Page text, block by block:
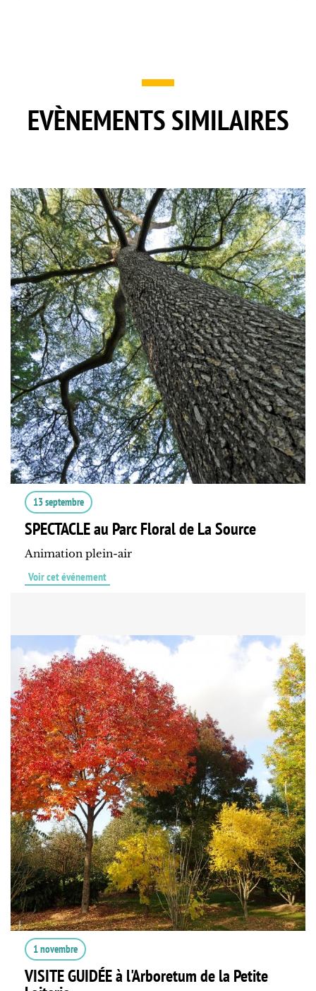
EVÈNEMENTS SIMILAIRES
13 septembre
SPECTACLE au Parc Floral de La Source
Animation plein-air
Voir cet événement
1 novembre
VISITE GUIDÉE à l'Arboretum de la Petite